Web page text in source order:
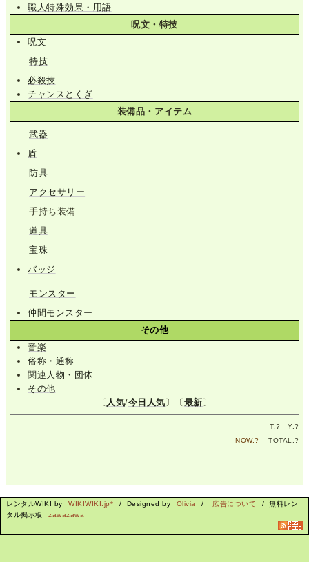
職人特殊効果・用語
呪文・特技
呪文
特技
必殺技
チャンスとくぎ
装備品・アイテム
武器
盾
防具
アクセサリー
手持ち装備
道具
宝珠
バッジ
モンスター
仲間モンスター
その他
音楽
俗称・通称
関連人物・団体
その他
〔 人気/今日人気 〕〔 最新 〕
T.? Y.?
NOW.? TOTAL.?
レンタルWIKI by WIKIWIKI.jp* / Designed by Olivia / 広告について
/ 無料レン
タル掲示板
zawazawa